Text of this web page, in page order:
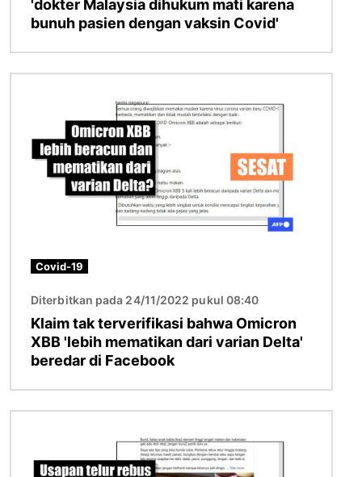
'dokter Malaysia dihukum mati karena
bunuh pasien dengan vaksin Covid'
Covid-19
Diterbitkan pada 24/11/2022 pukul 08:40
Klaim tak terverifikasi bahwa Omicron
XBB 'lebih mematikan dari varian Delta'
beredar di Facebook